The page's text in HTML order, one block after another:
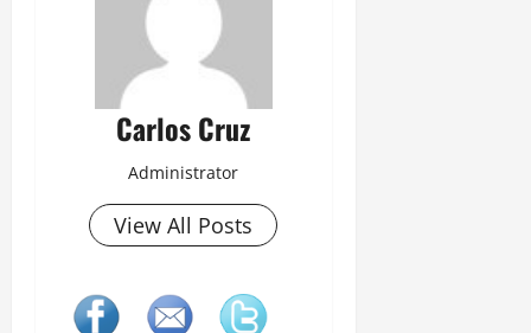
Carlos Cruz
Administrator
View All Posts